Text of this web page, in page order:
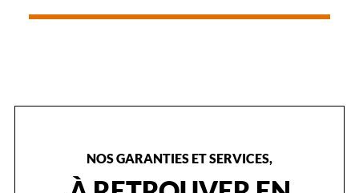
NOS GARANTIES ET SERVICES,